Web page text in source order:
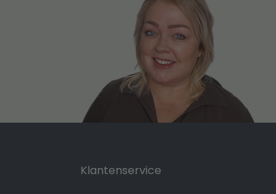
Klantenservice